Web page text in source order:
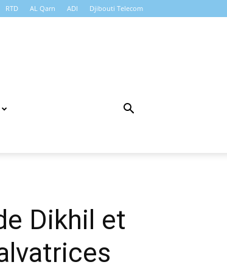
RTD AL Qarn ADI Djibouti Telecom
Dikhil et